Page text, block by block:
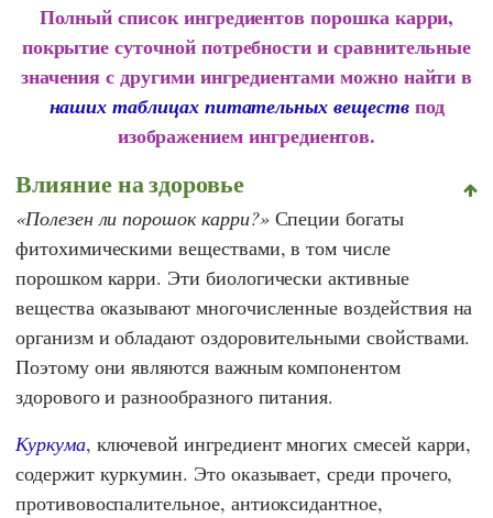
Полный список ингредиентов порошка карри,
покрытие суточной потребности и сравнительные
значения с другими ингредиентами можно найти в
наших таблицах питательных веществпод
изображением ингредиентов.
Влияние на здоровье
Полезен ли порошок карри? Специи богаты
фитохимическими веществами, в том числе
порошком карри. Эти биологически активные
вещества оказывают многочисленные воздействия на
организм и обладают оздоровительными свойствами.
Поэтому они являются важным компонентом
здорового и разнообразного питания.
Куркума, ключевой ингредиент многих смесей карри,
содержит куркумин. Это оказывает, среди прочего,
противовоспалительное, антиоксидантное,